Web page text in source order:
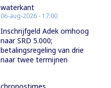
waterkant
06-aug-2026 - 17:00
Inschrijfgeld Adek omhoog
naar SRD 5.000;
betalingsregeling van drie
naar twee termijnen